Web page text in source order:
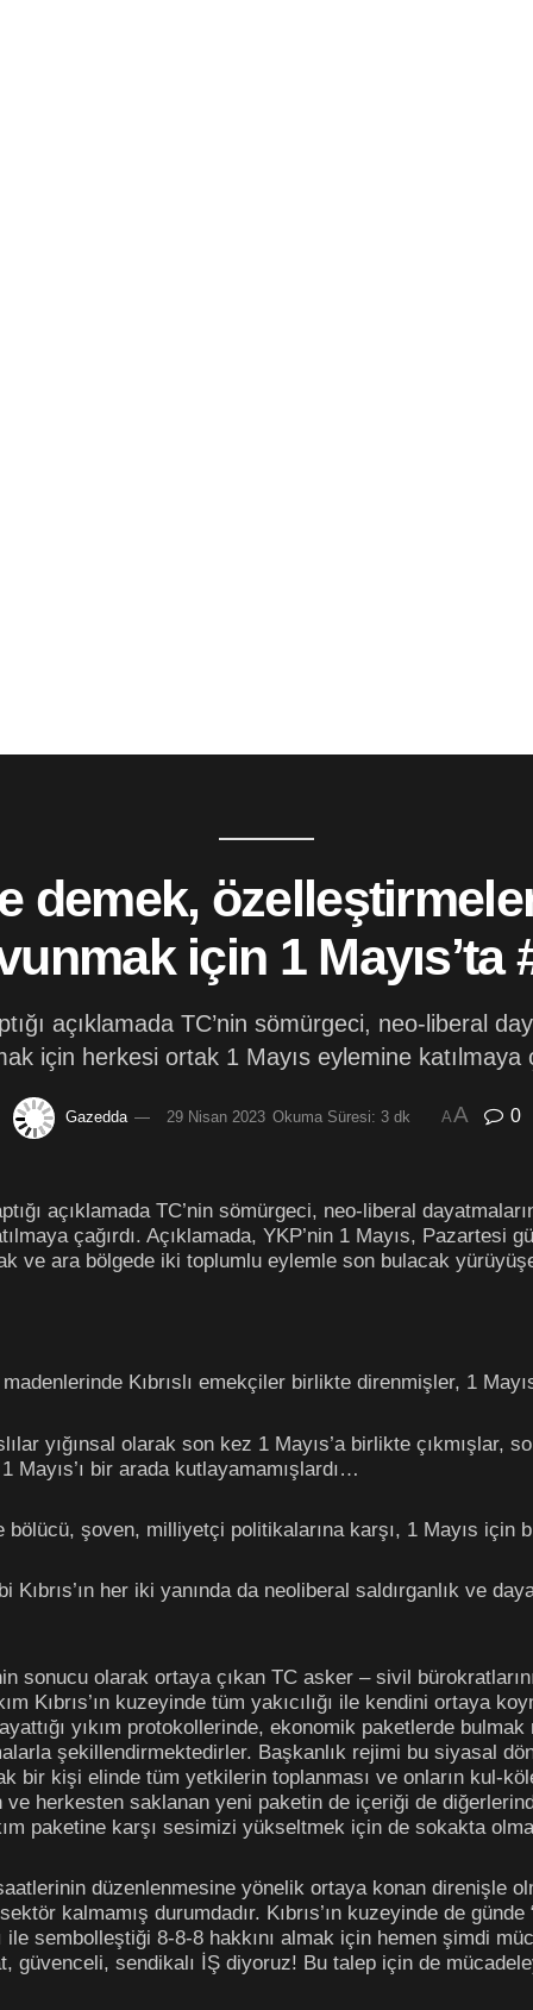
demek,
için 1 Mayıs’ta
açıklamada TC’nin sömürgeci, neo-liberal
için herkesi ortak 1 Mayıs eylemine katılmaya
Gazedda 29 Nisan 2023 Okuma Süresi: 3 dk AA 0
açıklamada TC’nin sömürgeci, neo-liberal
çağırdı. Açıklamada, YKP’nin 1 Mayıs, Pazartesi
ve ara bölgede iki toplumlu eylemle son bulacak
Kıbrıslı emekçiler birlikte direnmişler, 1
yığınsal olarak son kez 1 Mayıs’a birlikte çıkmışlar,
Mayıs’ı bir arada kutlayamamışlardı…
bölücü, şoven, milliyetçi politikalarına karşı, 1 Mayıs için
her iki yanında da neoliberal saldırganlık ve
sonucu olarak ortaya çıkan TC asker – sivil
Kıbrıs’ın kuzeyinde tüm yakıcılığı ile kendini ortaya
yıkım protokollerinde, ekonomik paketlerde
şekillendirmektedirler. Başkanlık rejimi bu siyasal
bir kişi elinde tüm yetkilerin toplanması ve onların kul-
herkesten saklanan yeni paketin de içeriği de
paketine karşı sesimizi yükseltmek için de sokakta
saatlerinin düzenlenmesine yönelik ortaya konan direnişle
kalmamış durumdadır. Kıbrıs’ın kuzeyinde de
ile sembolleştiği 8-8-8 hakkını almak için hemen şimdi
güvenceli, sendikalı İŞ diyoruz! Bu talep için de